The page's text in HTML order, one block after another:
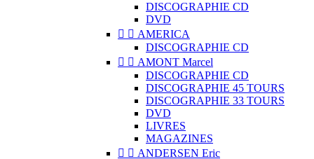
DISCOGRAPHIE CD
DVD
  AMERICA
DISCOGRAPHIE CD
  AMONT Marcel
DISCOGRAPHIE CD
DISCOGRAPHIE 45 TOURS
DISCOGRAPHIE 33 TOURS
DVD
LIVRES
MAGAZINES
  ANDERSEN Eric